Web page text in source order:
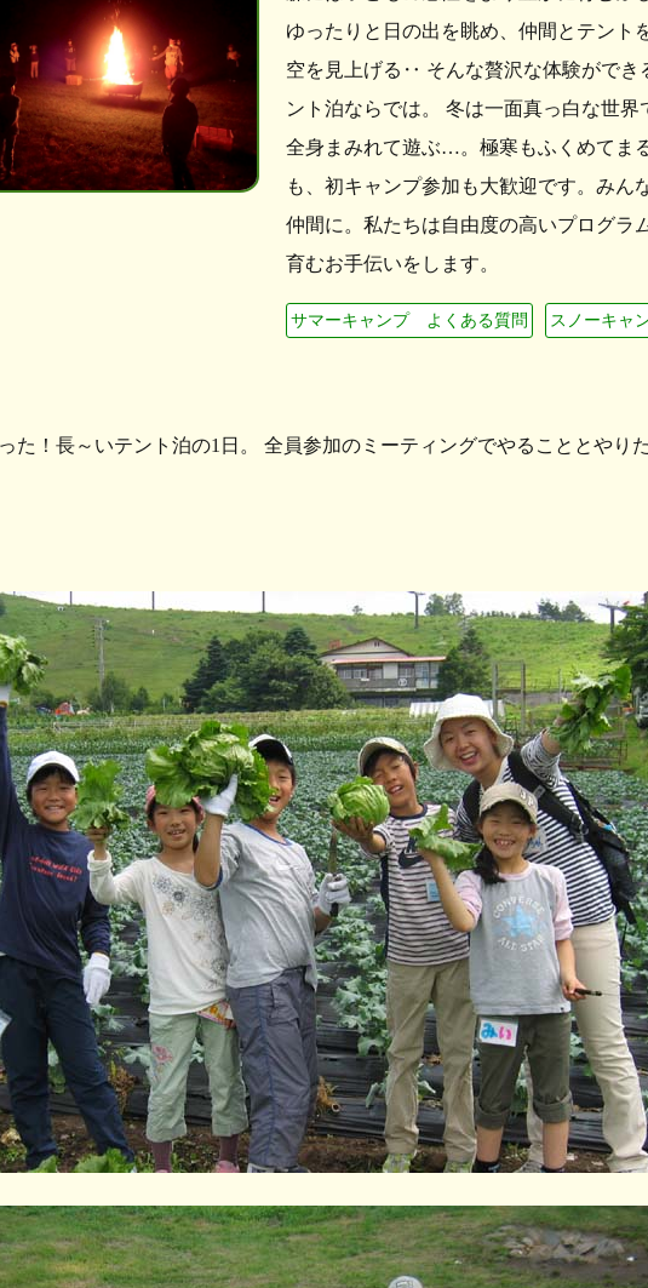
ゆったりと日の出を眺め、仲間とテント
空を見上げる‥ そんな贅沢な体験ができ
ント泊ならでは。 冬は一面真っ白な世
全身まみれて遊ぶ…。極寒もふくめてま
も、初キャンプ参加も大歓迎です。みん
仲間に。私たちは自由度の高いプログラ
育むお手伝いをします。
サマーキャンプ よくある質問 スノーキャ
た！長～いテント泊の1日。 全員参加のミーティングでやることとやり